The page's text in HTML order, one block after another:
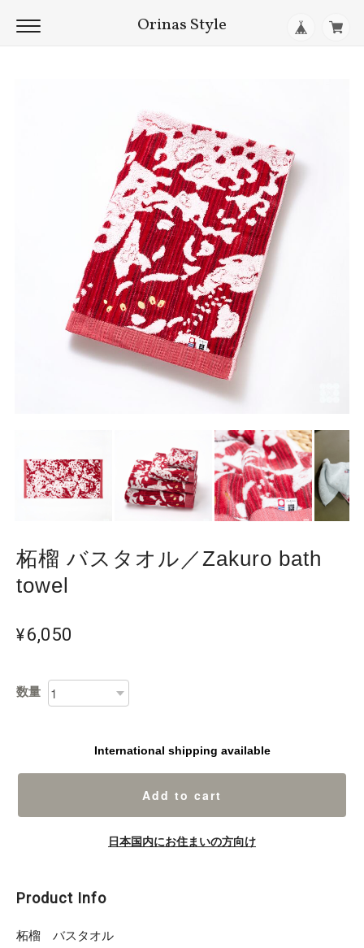
Orinas Style
柘榴 バスタオル／Zakuro bath
towel
¥6,050
数量
International shipping available
Add to cart
日本国内にお住まいの方向け
Product Info
柘榴 バスタオル